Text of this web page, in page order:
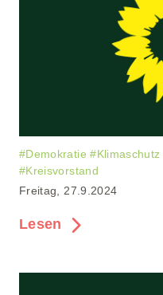
#Demokratie #Klimaschutz
#Kreisvorstand
Freitag, 27.9.2024
Lesen